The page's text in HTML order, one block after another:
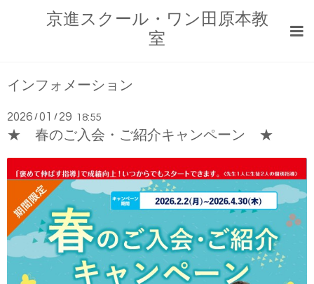
京進スクール・ワン田原本教
室
インフォメーション
2026 /01 / 29 18:55
★ 春のご入会・ご紹介キャンペーン ★